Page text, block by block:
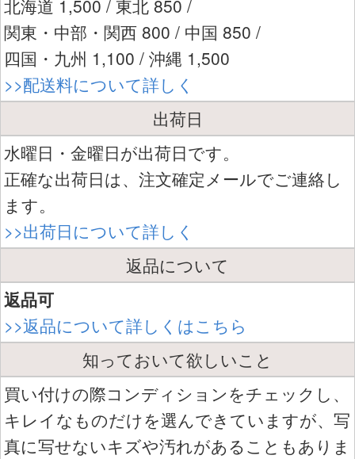
北海道 1,500 / 東北 850 /
関東・中部・関西 800 / 中国 850 /
四国・九州 1,100 / 沖縄 1,500
>>配送料について詳しく
出荷日
水曜日・金曜日が出荷日です。
正確な出荷日は、注文確定メールでご連絡し
ます。
>>出荷日について詳しく
返品について
返品可
>>返品について詳しくはこちら
知っておいて欲しいこと
買い付けの際コンディションをチェックし、
キレイなものだけを選んできていますが、写
真に写せないキズや汚れがあることもありま